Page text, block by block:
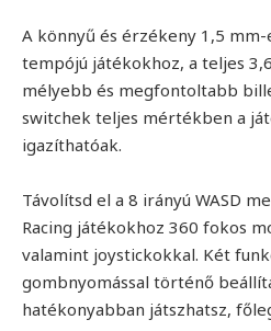
A könnyű és érzékeny 1,5
tempójú játékokhoz, a teljes
mélyebb és megfontoltabb
switchek teljes mértékben a
igazíthatóak.
Távolítsd el a 8 irányú WASD
Racing játékokhoz 360 fokos
valamint joystickokkal. Két
gombnyomással történő
hatékonyabban játszhatsz,